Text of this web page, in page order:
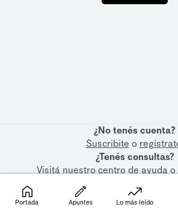
¿No tenés cuenta?
Suscribite o
¿Tenés consultas?
Visitá nuestrocentro de ayudao
Portada Apuntes Lo más leído